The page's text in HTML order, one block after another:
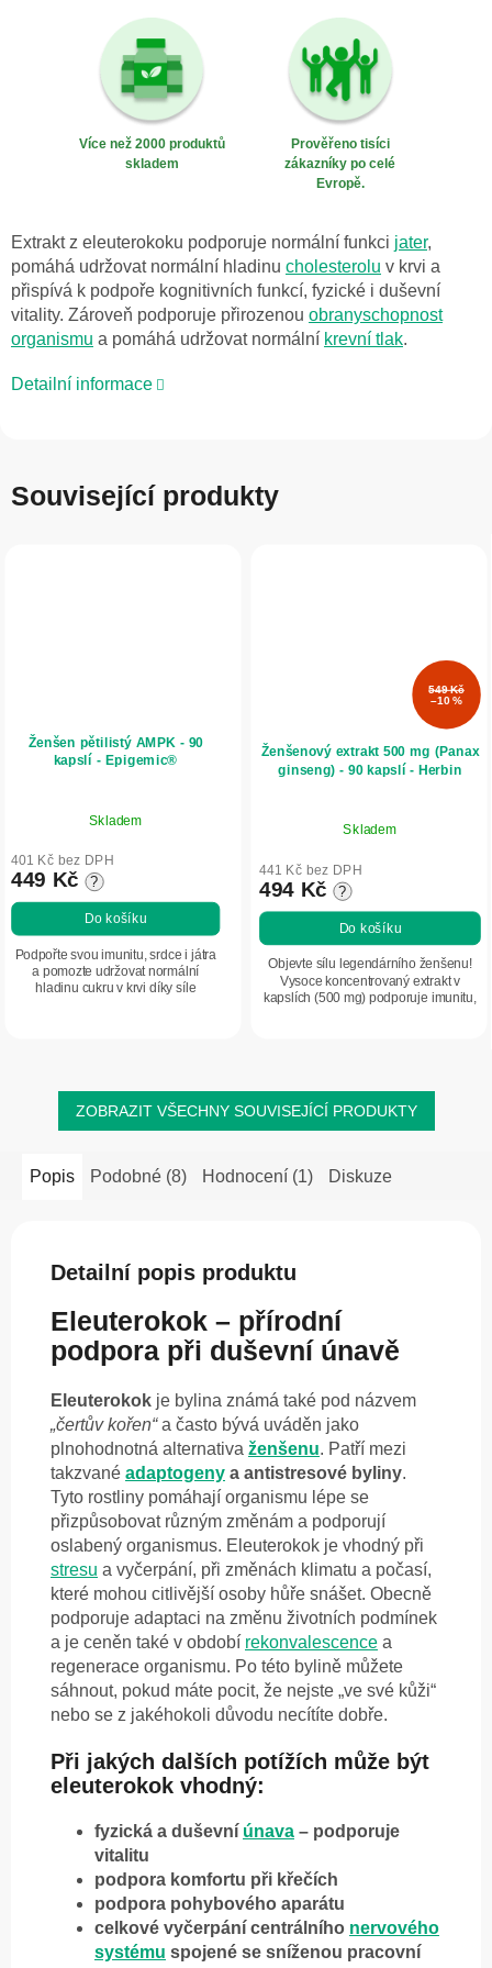
Více než 2000 produktů
skladem
Prověřeno tisíci
zákazníky po celé
Evropě.
Extrakt z eleuterokoku podporuje normální funkci jater,
pomáhá udržovat normální hladinu cholesterolu v krvi a
přispívá k podpoře kognitivních funkcí, fyzické i duševní
vitality. Zároveň podporuje přirozenou obranyschopnost
organismu a pomáhá udržovat normální krevní tlak.
Detailní informace
Související produkty
Ženšen pětilistý AMPK - 90
kapslí - Epigemic®
Skladem
401 Kč bez DPH
449 Kč ?
Do košíku
Podpořte svou imunitu, srdce i játra
a pomozte udržovat normální
hladinu cukru v krvi díky síle
549 Kč
–10 %
Ženšenový extrakt 500 mg (Panax
ginseng) - 90 kapslí - Herbin
Skladem
441 Kč bez DPH
494 Kč ?
Do košíku
Objevte sílu legendárního ženšenu!
Vysoce koncentrovaný extrakt v
kapslích (500 mg) podporuje imunitu,
ZOBRAZIT VŠECHNY SOUVISEJÍCÍ PRODUKTY
Popis Podobné (8) Hodnocení (1) Diskuze
Detailní popis produktu
Eleuterokok – přírodní
podpora při duševní únavě
Eleuterokok je bylina známá také pod názvem
„čertův kořen“a často bývá uváděn jako
plnohodnotná alternativa ženšenu. Patří mezi
takzvané adaptogeny a antistresové byliny.
Tyto rostliny pomáhají organismu lépe se
přizpůsobovat různým změnám a podporují
oslabený organismus. Eleuterokok je vhodný při
stresu a vyčerpání, při změnách klimatu a počasí,
které mohou citlivější osoby hůře snášet. Obecně
podporuje adaptaci na změnu životních podmínek
a je ceněn také v období rekonvalescence a
regenerace organismu. Po této bylině můžete
sáhnout, pokud máte pocit, že nejste „ve své kůži“
nebo se z jakéhokoli důvodu necítíte dobře.
Při jakých dalších potížích může být
eleuterokok vhodný:
fyzická a duševní únava – podporuje
vitalitu
podpora komfortu při křečích
podpora pohybového aparátu
celkové vyčerpání centrálního nervového
systému spojené se sníženou pracovní